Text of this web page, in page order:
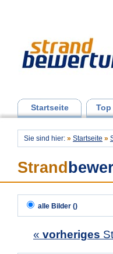
Startseite Top
Sie sind hier: » Startseite »
Strand
alle Bilder ()
« vorheriges